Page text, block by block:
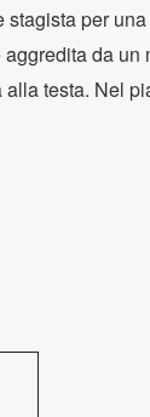
per
da un
testa. Nel